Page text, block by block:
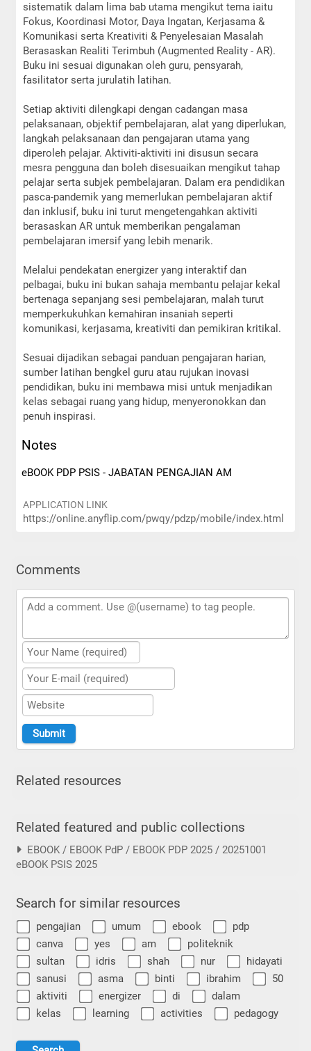
sistematik dalam lima bab utama mengikut tema iaitu
Fokus, Koordinasi Motor, Daya Ingatan, Kerjasama &
Komunikasi serta Kreativiti & Penyelesaian Masalah
Berasaskan Realiti Terimbuh (Augmented Reality - AR).
Buku ini sesuai digunakan oleh guru, pensyarah,
fasilitator serta jurulatih latihan.
Setiap aktiviti dilengkapi dengan cadangan masa
pelaksanaan, objektif pembelajaran, alat yang diperlukan,
langkah pelaksanaan dan pengajaran utama yang
diperoleh pelajar. Aktiviti-aktiviti ini disusun secara
mesra pengguna dan boleh disesuaikan mengikut tahap
pelajar serta subjek pembelajaran. Dalam era pendidikan
pasca-pandemik yang memerlukan pembelajaran aktif
dan inklusif, buku ini turut mengetengahkan aktiviti
berasaskan AR untuk memberikan pengalaman
pembelajaran imersif yang lebih menarik.
Melalui pendekatan energizer yang interaktif dan
pelbagai, buku ini bukan sahaja membantu pelajar kekal
bertenaga sepanjang sesi pembelajaran, malah turut
memperkukuhkan kemahiran insaniah seperti
komunikasi, kerjasama, kreativiti dan pemikiran kritikal.
Sesuai dijadikan sebagai panduan pengajaran harian,
sumber latihan bengkel guru atau rujukan inovasi
pendidikan, buku ini membawa misi untuk menjadikan
kelas sebagai ruang yang hidup, menyeronokkan dan
penuh inspirasi.
Notes
eBOOK PDP PSIS - JABATAN PENGAJIAN AM
APPLICATION LINK
https://online.anyflip.com/pwqy/pdzp/mobile/index.html
Comments
Related resources
Related featured and public collections
EBOOK / EBOOK PdP / EBOOK PDP 2025 / 20251001
eBOOK PSIS 2025
Search for similar resources
pengajian umum ebook
pdp
canva
yes am
politeknik
sultan
idris shah nur
hidayati
sanusi
asma binti ibrahim
50
aktiviti
energizer di
dalam
kelas
learning activities pedagogy